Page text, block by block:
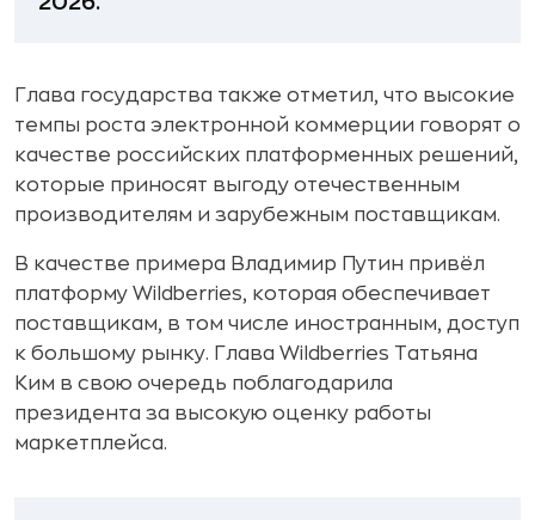
Глава государства также отметил, что высокие
темпы роста электронной коммерции говорят о
качестве российских платформенных решений,
которые приносят выгоду отечественным
производителям и зарубежным поставщикам.
В качестве примера Владимир Путин привёл
платформу Wildberries, которая обеспечивает
поставщикам, в том числе иностранным, доступ
к большому рынку. Глава Wildberries Татьяна
Ким в свою очередь поблагодарила
президента за высокую оценку работы
маркетплейса.